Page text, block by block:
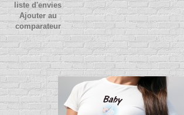
liste d'envies
Ajouter au
comparateur